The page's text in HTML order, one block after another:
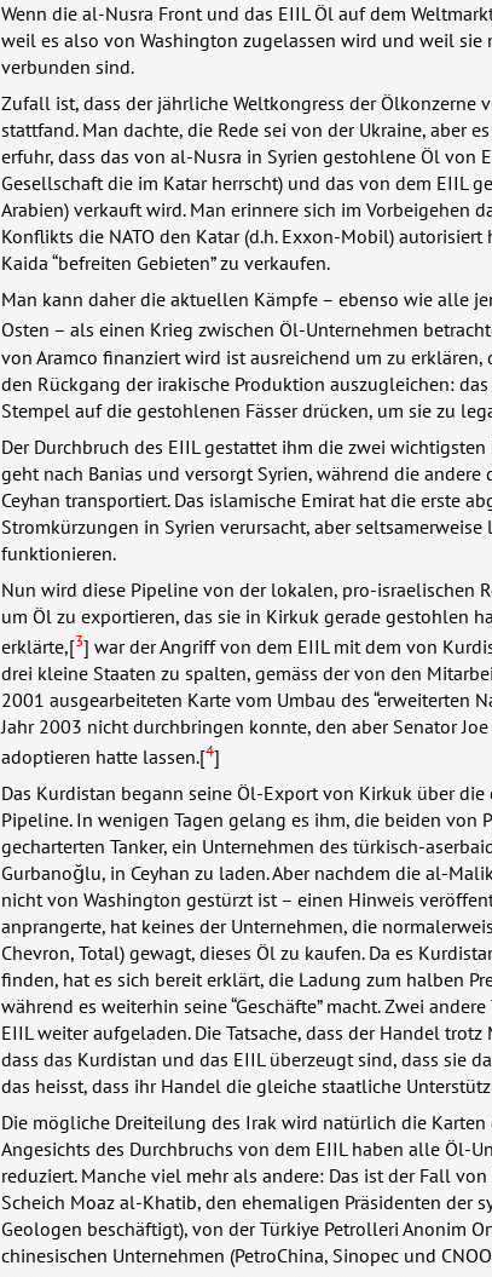
Wenn die al-Nusra Front und das EIILÖl auf dem
weil es also von Washington zugelassen wird und weil sie
verbunden sind.
Zufall ist, dass der jährliche Weltkongress der Ölkonzerne
stattfand. Man dachte, die Rede sei von der Ukraine, aber
erfuhr, dass das von al-Nusra in Syrien gestohlene Öl von
Gesellschaft die im Katar herrscht) und das von dem EIIL
Arabien) verkauft wird. Man erinnere sich im Vorbeigehen
Konflikts die NATO den Katar (d.h. Exxon-Mobil)
Kaida “befreiten Gebieten” zu verkaufen.
Man kann daher die aktuellen Kämpfe – ebenso wie alle
Osten – als einen Krieg zwischen Öl-Unternehmen
von Aramco finanziert wird ist ausreichend um zu erklären,
den Rückgang der irakische Produktion auszugleichen:
Stempel auf die gestohlenen Fässer drücken, um sie zu
Der Durchbruch des EIIL gestattet ihm die zwei
geht nach Banias und versorgt Syrien, während die
Ceyhan transportiert. Das islamische Emirat hat die erste
Stromkürzungen in Syrien verursacht, aber
funktionieren.
Nun wird diese Pipeline von der lokalen, pro-israelischen
um Öl zu exportieren, das sie in Kirkuk gerade gestohlen
erklärte,[3] war der Angriff von dem EIILmit dem von
drei kleine Staaten zu spalten, gemäss der von den
2001 ausgearbeiteten Karte vom Umbau des “erweiterten
Jahr 2003 nicht durchbringen konnte, den aber Senator
adoptieren hatte lassen.[4]
Das Kurdistan begann seine Öl-Export von Kirkuk über die
Pipeline. In wenigen Tagen gelang es ihm, die beiden
gecharterten Tanker, ein Unternehmen des türkisch-
Gurbanoğlu, in Ceyhan zu laden. Aber nachdem die al-
nicht von Washington gestürzt ist – einen Hinweis
anprangerte, hat keines der Unternehmen, die
Chevron, Total) gewagt, dieses Öl zu kaufen. Da es
finden, hat es sich bereit erklärt, die Ladung zum halben
während es weiterhin seine “Geschäfte” macht. Zwei
EIILweiter aufgeladen. Die Tatsache, dass der Handel
dass das Kurdistan und das EIILüberzeugt sind, dass sie
das heisst, dass ihr Handel die gleiche staatliche
Die mögliche Dreiteilung des Irak wird natürlich die
Angesichts des Durchbruchs von dem EIILhaben alle Öl-
reduziert. Manche viel mehr als andere: Das ist der Fall
Scheich Moaz al-Khatib, den ehemaligen Präsidenten der
Geologen beschäftigt), von der Türkiye Petrolleri Anonim
chinesischen Unternehmen (PetroChina, Sinopec und